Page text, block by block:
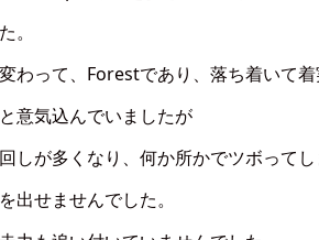
。
わって、Forestであり、落ち着いて
意気込んでいましたが
しが多くなり、何か所かでツボって
出せませんでした。